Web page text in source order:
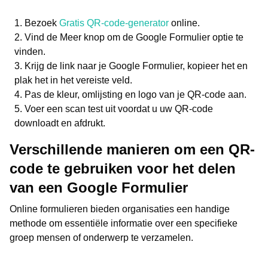
Bezoek Gratis QR-code-generator online.
Vind de Meer knop om de Google Formulier optie te
vinden.
Krijg de link naar je Google Formulier, kopieer het en
plak het in het vereiste veld.
Pas de kleur, omlijsting en logo van je QR-code aan.
Voer een scan test uit voordat u uw QR-code
downloadt en afdrukt.
Verschillende manieren om een QR-
code te gebruiken voor het delen
van een Google Formulier
Online formulieren bieden organisaties een handige
methode om essentiële informatie over een specifieke
groep mensen of onderwerp te verzamelen.